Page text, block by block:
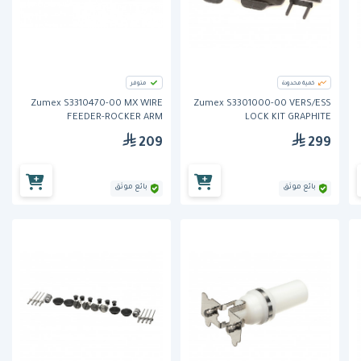
كمية محدودة
Zumex S3301000-00 VERS/ESS
LOCK KIT GRAPHITE
299
بائع موثق
متوفر
Zumex S3310470-00 MX WIRE
FEEDER-ROCKER ARM
209
بائع موثق